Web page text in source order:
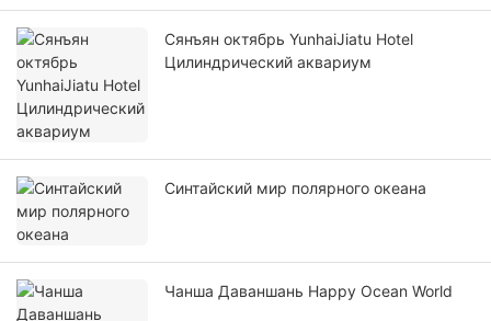
Сянъян октябрь YunhaiJiatu Hotel
Цилиндрический аквариум
Синтайский мир полярного океана
Чанша Даваншань Happy Ocean World